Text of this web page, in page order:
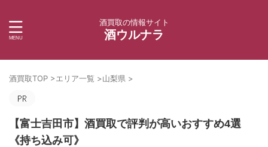
酒買取の情報サイト
酒ウルナラ
酒買取TOP >エリア一覧 >山梨県 >
【富士吉田市】酒買取で評判が高いおすすめ4選
《持ち込み可》